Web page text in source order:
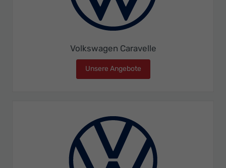
Volkswagen Caravelle
Unsere Angebote